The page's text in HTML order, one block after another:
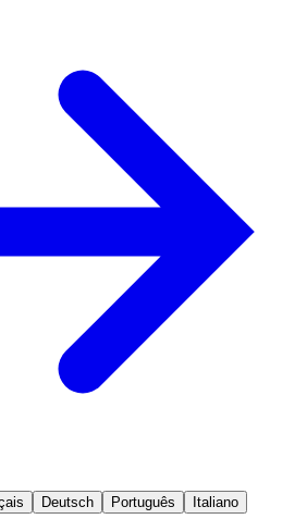
Deutsch Português
Italiano